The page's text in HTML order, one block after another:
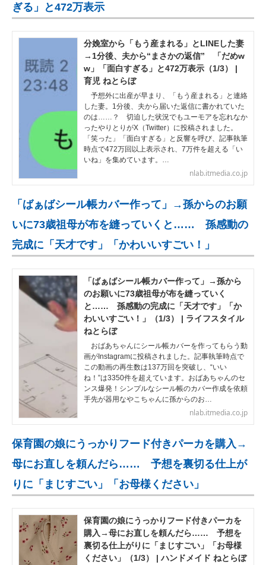
ぎる」と472万表示
分娩室から「もう産まれる」とLINEした妻
→1分後、夫から“まさかの返信” 「だめw
w」「面白すぎる」と472万表示（1/3） |
育児 ねとらぼ
予想外に出産が早まり、「もう産まれる」と連絡
した妻。1分後、夫から届いた返信に書かれていた
のは……？ 切迫した状況でもユーモアを忘れなか
ったやりとりがX（Twitter）に投稿されました。
「笑った」「面白すぎる」と反響を呼び、記事執筆
時点で472万回以上表示され、7万件を超える「い
いね」を集めています。…
nlab.itmedia.co.jp
「ばぁばシール帳カバー作って」→孫からのお願
いに73歳祖母が布を縫っていくと…… 孫感動の
完成に「天才です」「かわいいすごい！」
「ばぁばシール帳カバー作って」→孫から
のお願いに73歳祖母が布を縫っていく
と…… 孫感動の完成に「天才です」「か
わいいすごい！」（1/3） | ライフスタイル
ねとらぼ
おばあちゃんにシール帳カバーを作ってもらう動
画がInstagramに投稿されました。記事執筆時点で
この動画の再生数は137万回を突破し、“いい
ね！”は3350件を超えています。おばあちゃんのセ
ンス爆発！シンプルなシール帳のカバー作成を依頼
手先が器用なやこちゃんに孫からのお…
nlab.itmedia.co.jp
保育園の娘にうっかりフード付きパーカを購入→
母にお直しを頼んだら…… 予想を裏切る仕上が
りに「まじすごい」「お母様ください」
保育園の娘にうっかりフード付きパーカを
購入→母にお直しを頼んだら…… 予想を
裏切る仕上がりに「まじすごい」「お母様
ください」（1/3） | ハンドメイド ねとらぼ